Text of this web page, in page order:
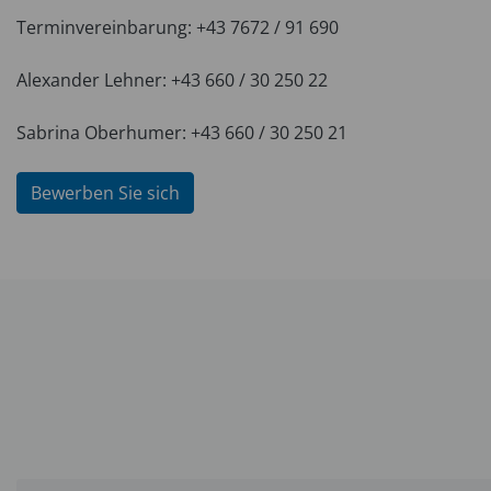
Terminvereinbarung: +43 7672 / 91 690
Alexander Lehner: +43 660 / 30 250 22
Sabrina Oberhumer: +43 660 / 30 250 21
Bewerben Sie sich